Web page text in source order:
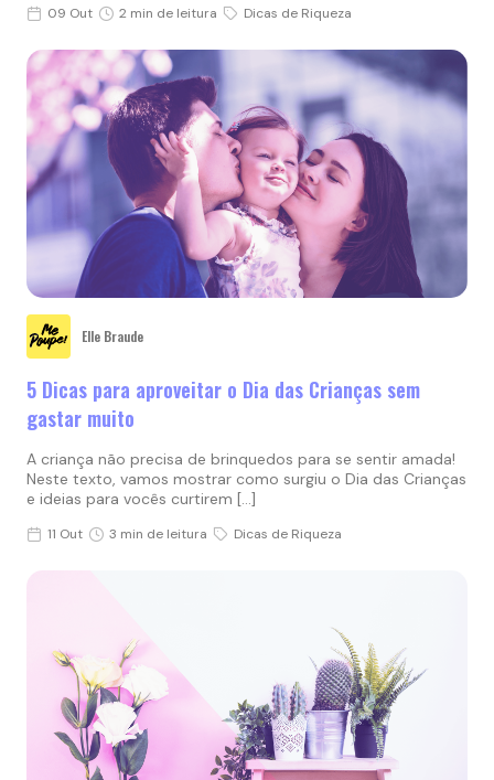
09 Out 2 min de leitura Dicas de Riqueza
Elle Braude
5 Dicas para aproveitar o Dia das Crianças sem
gastar muito
A criança não precisa de brinquedos para se sentir amada!
Neste texto, vamos mostrar como surgiu o Dia das Crianças
e ideias para vocês curtirem […]
11 Out 3 min de leitura Dicas de Riqueza